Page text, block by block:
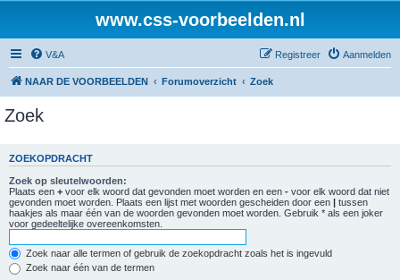
www.css-voorbeelden.nl
V&A Aanmelden
Registreer
NAAR DE VOORBEELDEN Forumoverzicht Zoek
Zoek
ZOEKOPDRACHT
Zoek op sleutelwoorden:
Plaats een + voor elk woord dat gevonden moet worden en een - voor elk woord dat niet
gevonden moet worden. Plaats een lijst met woorden gescheiden door een | tussen
haakjes als maar één van de woorden gevonden moet worden. Gebruik * als een joker
voor gedeeltelijke overeenkomsten.
Zoek naar alle termen of gebruik de zoekopdracht zoals het is ingevuld
Zoek naar één van de termen